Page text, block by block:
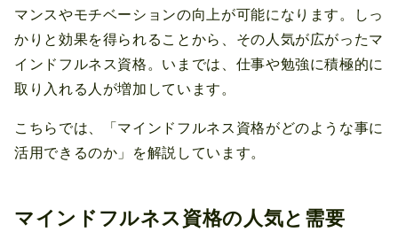
マンスやモチベーションの向上が可能になります。しっ
かりと効果を得られることから、その人気が広がったマ
インドフルネス資格。いまでは、仕事や勉強に積極的に
取り入れる人が増加しています。
こちらでは、「マインドフルネス資格がどのような事に
活用できるのか」を解説しています。
マインドフルネス資格の人気と需要